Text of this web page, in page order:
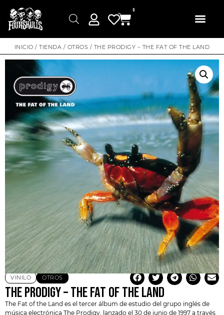
0
INICIO /TIENDA / OTROS / THE PRODIGY – THE FAT OF THE LAND
VINILO OTROS
THE PRODIGY – THE FAT OF THE LAND
The Fat of the Land es el tercer álbum de estudio del grupo inglés de
música electrónica The Prodigy , lanzado el 30 de junio de 1997 a través